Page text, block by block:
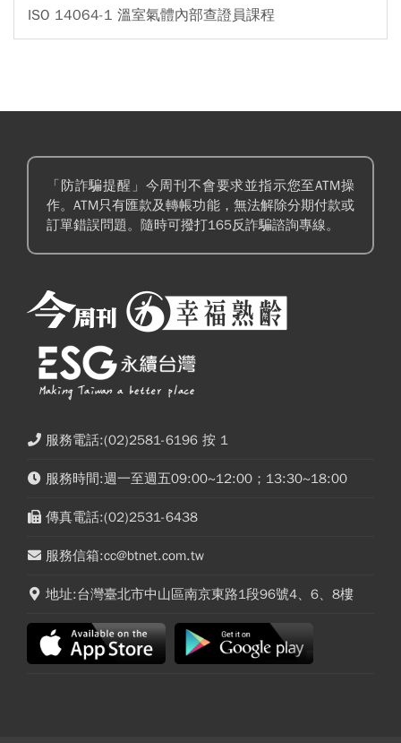
ISO 14064-1 溫室氣體內部查證員課程
「防詐騙提醒」今周刊不會要求並指示您至ATM操
作。ATM只有匯款及轉帳功能，無法解除分期付款或
訂單錯誤問題。隨時可撥打165反詐騙諮詢專線。
服務電話:(02)2581-6196 按 1
服務時間:週一至週五09:00~12:00；13:30~18:00
傳真電話:(02)2531-6438
服務信箱:cc@btnet.com.tw
地址:台灣臺北市中山區南京東路1段96號4、6、8樓